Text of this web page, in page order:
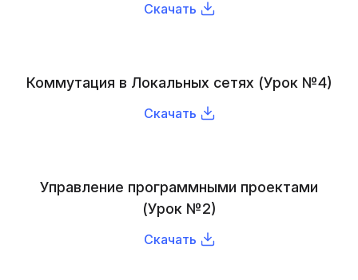
Скачать
Коммутация в Локальных сетях (Урок №4)
Скачать
Управление программными проектами
(Урок №2)
Скачать